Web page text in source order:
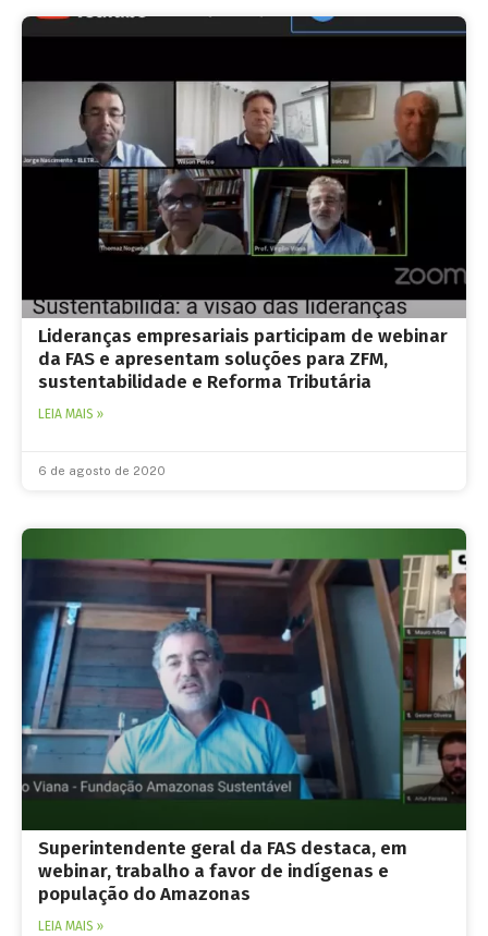
Lideranças empresariais participam de webinar
da FAS e apresentam soluções para ZFM,
sustentabilidade e Reforma Tributária
LEIA MAIS »
6 de agosto de 2020
Superintendente geral da FAS destaca, em
webinar, trabalho a favor de indígenas e
população do Amazonas
LEIA MAIS »